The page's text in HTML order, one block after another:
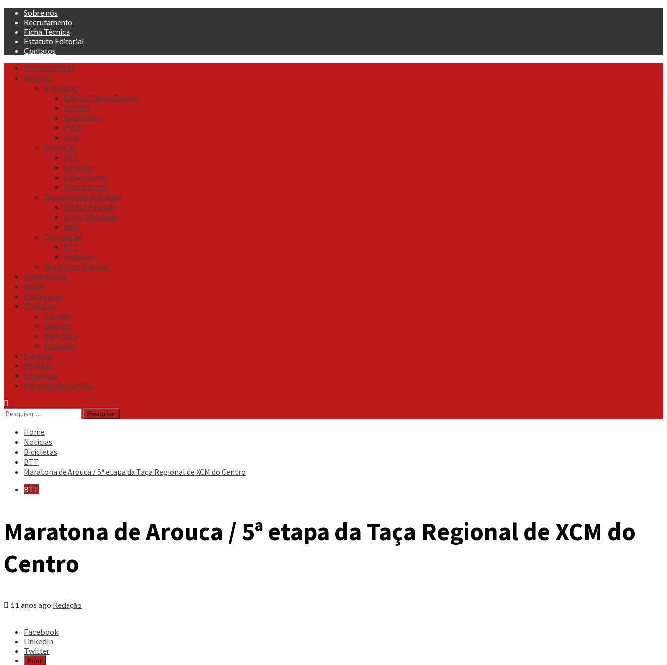
Skip
content
Sobre nós
Recrutamento
Ficha Técnica
Estatuto Editorial
Contatos
Primary
Menu
OPraticante.pt
Noticias
Atletismo
Biatle/Triatlo/Duatlo
Estrada
Paratriatlo
Pista
Trail
Bicicletas
BTT
Ciclismo
Cicloturismo
Paraciclismo
Desportos de Combate
Defesa Pessoal
Lutas Olímpicas
MMA
Orientação
BTT
Pedestre
Desportos Diversos
Alimentação
Saúde
Entrevistas
Produtos
Calçado
Diversos
High Tech
Vestuário
Eventos
Revistas
Empresas
Fotos da sua Corrida
Pesquisar
por:
Home
Noticias
Bicicletas
BTT
Maratona de Arouca / 5ª etapa da Taça Regional de XCM do Centro
BTT
Maratona de Arouca / 5ª etapa da Taça Regional de XCM do
Centro
11 anos ago Redação
Share
post
"Maratona
Facebook
LinkedIn
Twitter
Print